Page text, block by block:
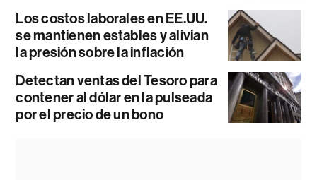
Los costos laborales en EE.UU.
se mantienen estables y alivian
la presión sobre la inflación
Detectan ventas del Tesoro para
contener al dólar en la pulseada
por el precio de un bono